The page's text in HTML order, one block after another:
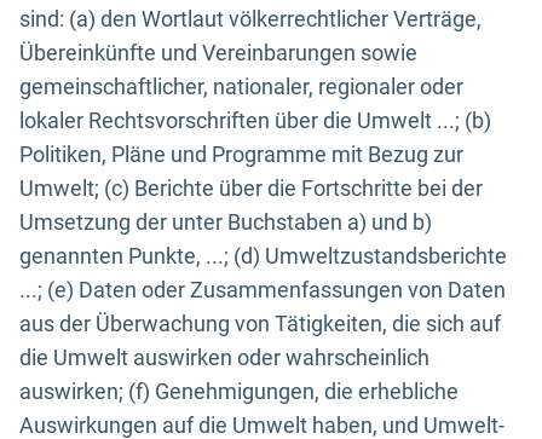
sind: (a) den Wortlaut völkerrechtlicher Verträge,
Übereinkünfte und Vereinbarungen sowie
gemeinschaftlicher, nationaler, regionaler oder
lokaler Rechtsvorschriften über die Umwelt ...; (b)
Politiken, Pläne und Programme mit Bezug zur
Umwelt; (c) Berichte über die Fortschritte bei der
Umsetzung der unter Buchstaben a) und b)
genannten Punkte, ...; (d) Umweltzustandsberichte
...; (e) Daten oder Zusammenfassungen von Daten
aus der Überwachung von Tätigkeiten, die sich auf
die Umwelt auswirken oder wahrscheinlich
auswirken; (f) Genehmigungen, die erhebliche
Auswirkungen auf die Umwelt haben, und Umwelt-